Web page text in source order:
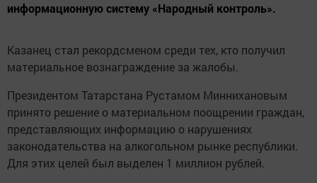
информационную систему «Народный контроль».
Казанец стал рекордсменом среди тех, кто получил
материальное вознаграждение за жалобы.
Президентом Татарстана Рустамом Миннихановым
принято решение о материальном поощрении граждан,
представляющих информацию о нарушениях
законодательства на алкогольном рынке республики.
Для этих целей был выделен 1 миллион рублей.